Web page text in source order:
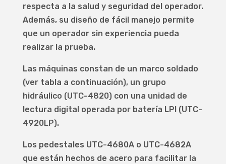
respecta a la salud y seguridad del operador.
Además, su diseño de fácil manejo permite
que un operador sin experiencia pueda
realizar la prueba.
Las máquinas constan de un marco soldado
(ver tabla a continuación), un grupo
hidráulico (UTC-4820) con una unidad de
lectura digital operada por batería LPI (UTC-
4920LP).
Los pedestales UTC-4680A o UTC-4682A
que están hechos de acero para facilitar la